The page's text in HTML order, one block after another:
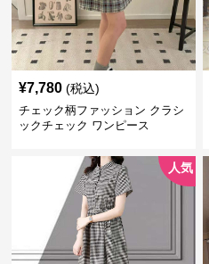
¥7,780 (税込)
チェック柄ファッション クラシ
ックチェック ワンピース
人気